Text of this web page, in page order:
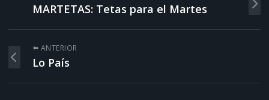
MARTETAS: Tetas para el Martes
⬅️ ANTERIOR
Lo País